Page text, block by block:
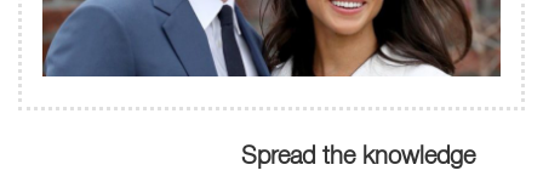
Spread the knowledge